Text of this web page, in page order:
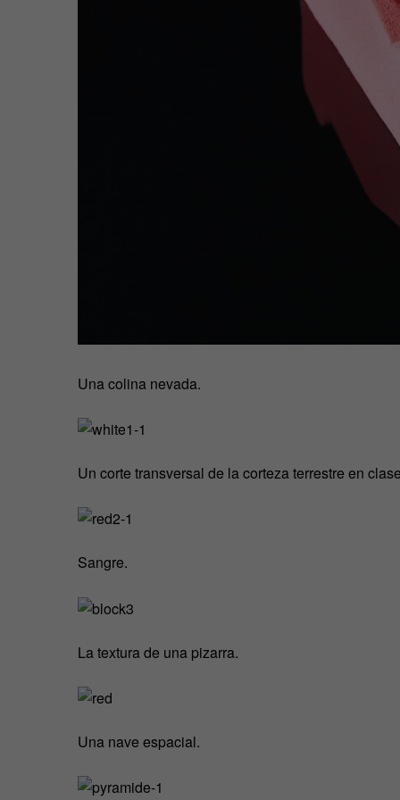
Una colina nevada.
Un corte transversal de la corteza terrestre en
Sangre.
La textura de una pizarra.
Una nave espacial.